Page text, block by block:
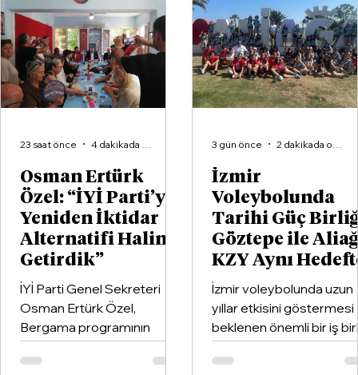
Osman Ertürk
Özel: “İYİ Parti’yi
Yeniden İktidar
Alternatifi Haline
Getirdik”
İYİ Parti Genel Sekreteri
Osman Ertürk Özel,
Bergama programının
ardından geldiği Dikili’de
partisinin ilçe teşkilatıyla
23 saat önce
İzmir
Voleybolunda
Tarihi Güç
Göztepe ile
KZY Aynı
İzmir voleybolunda uzun
yıllar etkisini göstermesi
beklenen önemli bir iş
hayata geçirildi. Kentin
kulüplerinden Göztepe
3 gün önce
Kurum'a İzmir Körfezi Tepkisi:
"Söylemleri Gerçeklikten Uzak"